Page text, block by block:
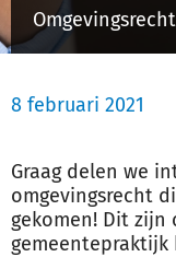
Omgevingsrecht
8 februari 2021
Graag delen we
omgevingsrecht
gekomen! Dit zijn
gemeentepraktijk